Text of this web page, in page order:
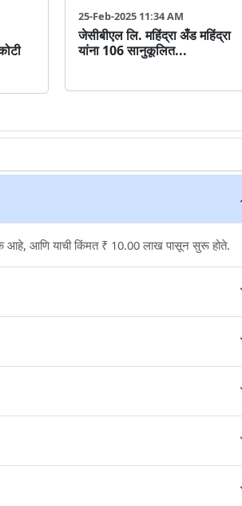
25-Feb-2025 11:34 AM
जेसीबीएल लि. महिंद्रा अँड महिंद्रा
यांना 106 सानुकूलित...
आहे, आणि याची किंमत ₹ 10.00 लाख पासून सुरू होते.